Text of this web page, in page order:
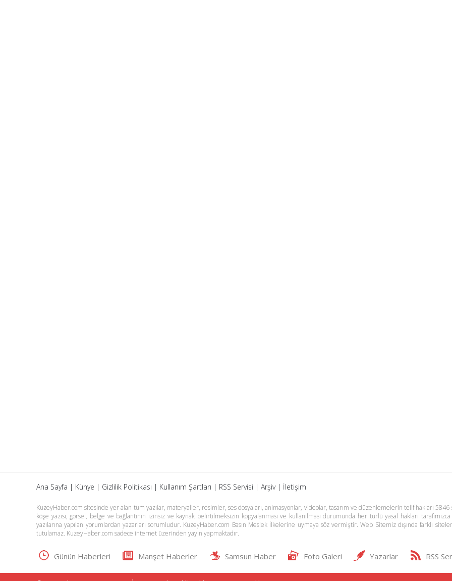
Ana Sayfa | Künye | Gizlilik Politikası | Kullanım Şartları | RSS Servisi | Arşiv| İletişim
KuzeyHaber.com sitesinde yer alan tüm yazılar, materyaller, resimler, ses dosyaları, animasyonlar, videolar, tasarım ve düzenlemelerin telif hakları
köşe yazısı, görsel, belge ve bağlantının izinsiz ve kaynak belirtilmeksizin kopyalanması ve kullanılması durumunda her türlü yasal hakları
yazılarına yapılan yorumlardan yazarları sorumludur. KuzeyHaber.com Basın Meslek İlkelerine uymaya söz vermiştir. Web Sitemiz dışında farklı
tutulamaz. KuzeyHaber.com sadece internet üzerinden yayın yapmaktadır.
Günün Haberleri Manşet Haberler Samsun Haber Foto Galeri Yazarlar RSS